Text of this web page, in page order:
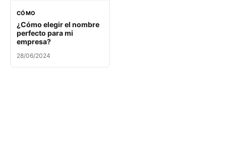
CÓMO
¿Cómo elegir el nombre
perfecto para mi
empresa?
28/06/2024